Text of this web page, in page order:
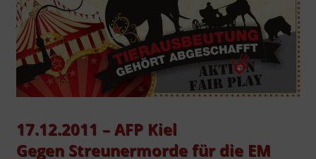
17.12.2011 – AFP Kiel
Gegen Streunermorde für die EM